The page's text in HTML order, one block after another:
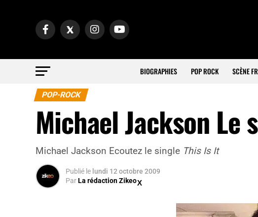
BIOGRAPHIES POP ROCK SCÈNE
POP-ROCK
Michael Jackson Le
Michael Jackson Ecoutez le single This Is It
Publié le lundi 12 octobre 2009
ParLa rédaction Zikeo